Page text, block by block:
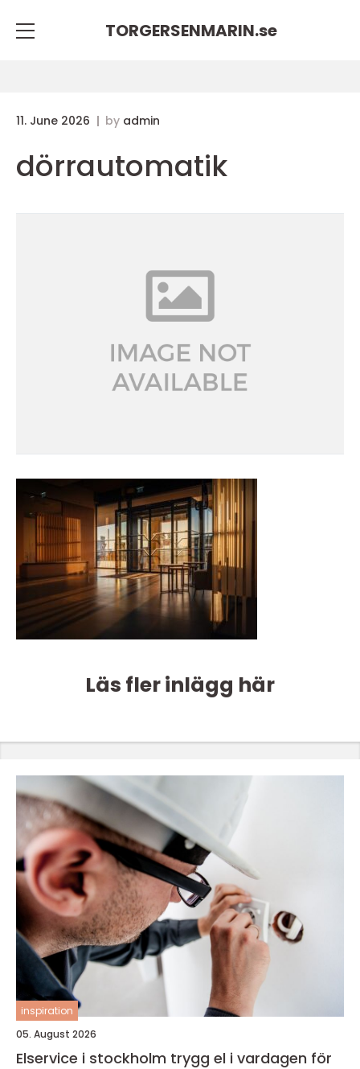
TORGERSENMARIN.se
11. June 2026 by admin
dörrautomatik
Läs fler inlägg här
inspiration
05. August 2026
Elservice i stockholm trygg el i vardagen för